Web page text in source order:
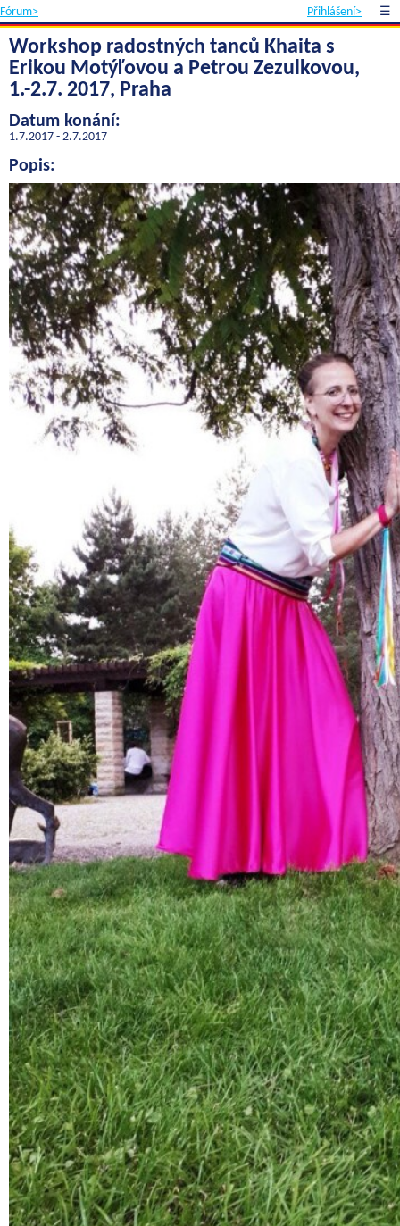
Fórum> Přihlášení> ☰
Workshop radostných tanců Khaita s
Erikou Motýľovou a Petrou Zezulkovou,
1.-2.7. 2017, Praha
Datum konání:
1.7.2017 - 2.7.2017
Popis: